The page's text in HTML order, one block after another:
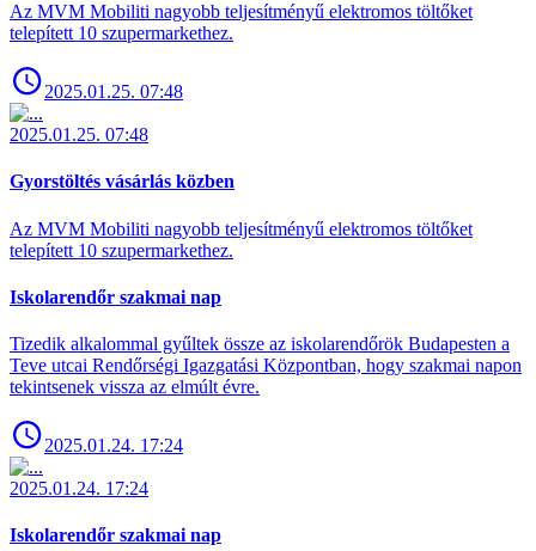
Az MVM Mobiliti nagyobb teljesítményű elektromos töltőket
telepített 10 szupermarkethez.
2025.01.25. 07:48
2025.01.25. 07:48
Gyorstöltés vásárlás közben
Az MVM Mobiliti nagyobb teljesítményű elektromos töltőket
telepített 10 szupermarkethez.
Iskolarendőr szakmai nap
Tizedik alkalommal gyűltek össze az iskolarendőrök Budapesten a
Teve utcai Rendőrségi Igazgatási Központban, hogy szakmai napon
tekintsenek vissza az elmúlt évre.
2025.01.24. 17:24
2025.01.24. 17:24
Iskolarendőr szakmai nap